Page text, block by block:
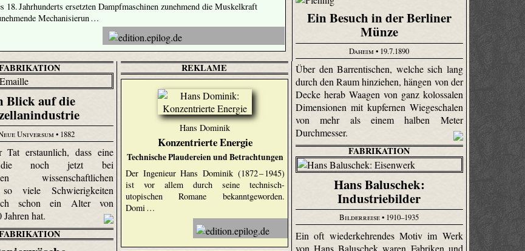
18. Jahrhunderts ersetzten Dampfmaschinen zunehmend die Muskelkraft
Mechanisierun …
Ein Besuch in der Berliner
Münze
Daheim • 19.7.1890
Über den Barrentischen, welche sich lang
durch den Raum hinziehen, hängen von der
Decke herab Waagen von ganz kolossalen
Dimensionen mit kupfernen Wiegeschalen
von mehr als einem halben Meter
Durchmesser.
Blick auf die
Universum • 1882
erstaunlich, dass eine
die noch jetzt bei
wissenschaftlichen
so viele Schwierigkeiten
schon ein Alter von
hat.
REKLAME
Hans Dominik
Konzentrierte Energie
Technische Plaudereien und Betrachtungen
Der Ingenieur Hans Dominik (1872 – 1945)
ist vor allem durch seine technisch-
utopischen Romane bekanntgeworden.
Domi …
FABRIKATION
Hans Baluschek:
Industriebilder
Bilderreise• 1910–1935
Ein oft wiederkehrendes Motiv im Werk
von Hans Baluschek waren Fabriken und